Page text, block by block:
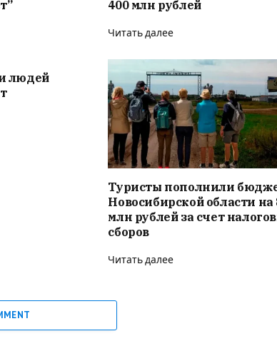
400 млн рублей
Читать далее
людей
Туристы пополнили
Новосибирской области на
млн рублей за счет
сборов
Читать далее